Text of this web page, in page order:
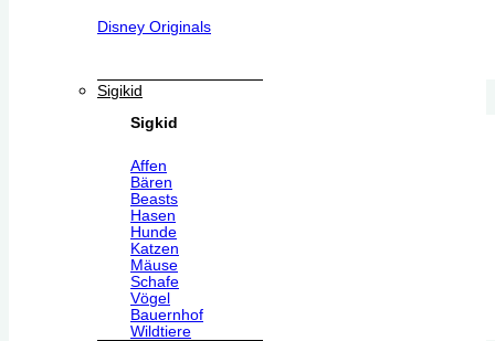
Disney Originals
Sigikid
Sigkid
Affen
Bären
Beasts
Hasen
Hunde
Katzen
Mäuse
Schafe
Vögel
Bauernhof
Wildtiere